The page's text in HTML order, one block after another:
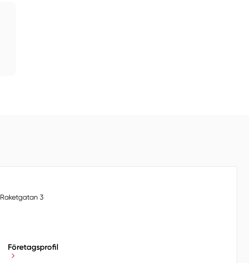
Raketgatan 3
Företagsprofil